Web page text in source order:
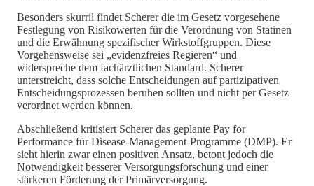
Besonders skurril findet Scherer die im Gesetz vorgesehene
Festlegung von Risikowerten für die Verordnung von Statinen
und die Erwähnung spezifischer Wirkstoffgruppen. Diese
Vorgehensweise sei „evidenzfreies Regieren“ und
widerspreche dem fachärztlichen Standard. Scherer
unterstreicht, dass solche Entscheidungen auf partizipativen
Entscheidungsprozessen beruhen sollten und nicht per Gesetz
verordnet werden können.
Abschließend kritisiert Scherer das geplante Pay for
Performance für Disease-Management-Programme (DMP). Er
sieht hierin zwar einen positiven Ansatz, betont jedoch die
Notwendigkeit besserer Versorgungsforschung und einer
stärkeren Förderung der Primärversorgung.